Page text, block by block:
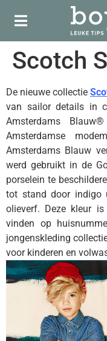
Scotch
De nieuwe collectie
van sailor details in
Amsterdams
Amsterdamse
Amsterdams Blauw
werd gebruikt in de
porselein te
tot stand door indigo
olieverf. Deze kleur
vinden op
jongenskleding
voor kinderen en